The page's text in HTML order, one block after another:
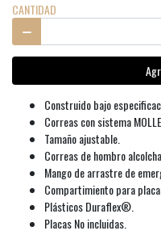
CANTIDAD
Construido bajo
Correas con sistema
Tamaño ajustable.
Correas de hombro
Mango de arrastre de
Compartimiento para
Plásticos Duraflex®.
Placas No incluidas.